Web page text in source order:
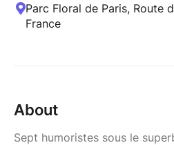
Parc Floral de Paris, Route
France
About
Sept humoristes sous le